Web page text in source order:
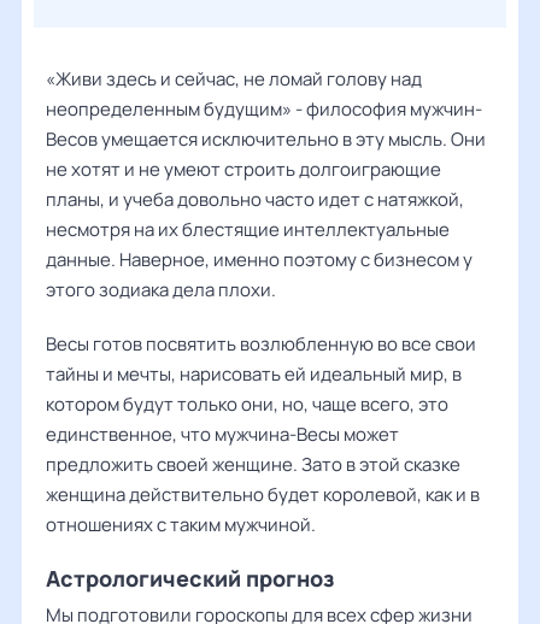
«Живи здесь и сейчас, не ломай голову над
неопределенным будущим» - философия мужчин-
Весов умещается исключительно в эту мысль. Они
не хотят и не умеют строить долгоиграющие
планы, и учеба довольно часто идет с натяжкой,
несмотря на их блестящие интеллектуальные
данные. Наверное, именно поэтому с бизнесом у
этого зодиака дела плохи.
Весы готов посвятить возлюбленную во все свои
тайны и мечты, нарисовать ей идеальный мир, в
котором будут только они, но, чаще всего, это
единственное, что мужчина-Весы может
предложить своей женщине. Зато в этой сказке
женщина действительно будет королевой, как и в
отношениях с таким мужчиной.
Астрологический прогноз
Мы подготовили гороскопы для всех сфер жизни